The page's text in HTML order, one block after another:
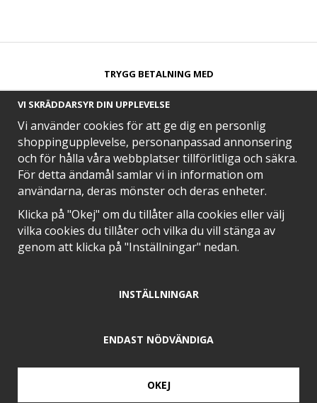
TRYGG BETALNING MED​
SNABB LEVERANS MED
VI SKRÄDDARSYR DIN UPPLEVELSE
Vi använder cookies för att ge dig en personlig
shoppingupplevelse, personanpassad annonsering
och för hålla våra webbplatser tillförlitliga och säkra.
För detta ändamål samlar vi in information om
användarna, deras mönster och deras enheter.
Klicka på "Okej" om du tillåter alla cookies eller välj
vilka cookies du tillåter och vilka du vill stänga av
genom att klicka på "Inställningar" nedan.
INSTÄLLNINGAR
ENDAST NÖDVÄNDIGA
OKEJ